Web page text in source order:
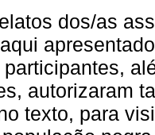
dos/as
autorizaram
texto, para